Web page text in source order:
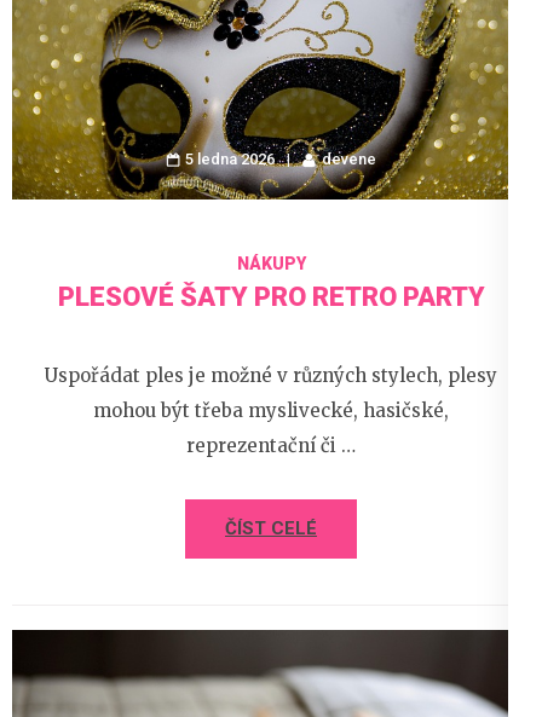
5 ledna 2026 devene
NÁKUPY
PLESOVÉ ŠATY PRO RETRO PARTY
Uspořádat ples je možné v různých stylech, plesy
mohou být třeba myslivecké, hasičské,
reprezentační či …
ČÍST CELÉ